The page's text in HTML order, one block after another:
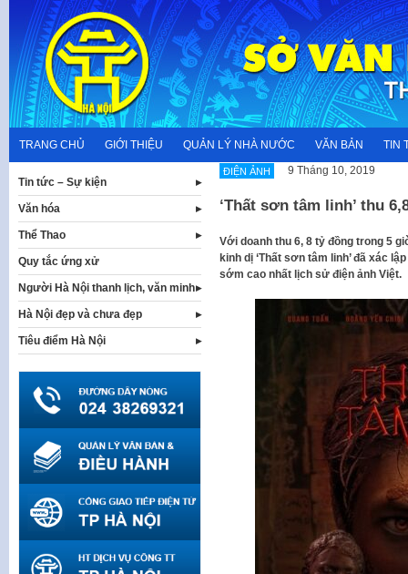
content
TRANG CHỦ GIỚI THIỆU QUẢN LÝ NHÀ NƯỚC VĂN BẢN TIN
ĐIỆN ẢNH 9 Tháng 10, 2019
‘Thất sơn tâm linh’ thu
Với doanh thu 6, 8 tỷ đồng trong 5
kinh dị ‘Thất sơn tâm linh’ đã xác
sớm cao nhất lịch sử điện ảnh Việt.
Tin tức – Sự kiện
Văn hóa
Thể Thao
Quy tắc ứng xử
Người Hà Nội thanh lịch, văn minh
Hà Nội đẹp và chưa đẹp
Tiêu điểm Hà Nội